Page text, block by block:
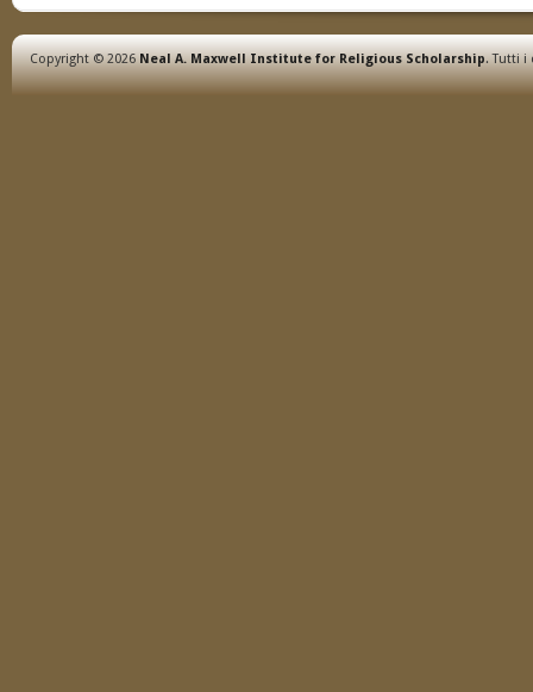
Copyright © 2026Neal A. Maxwell Institute for Religious Scholarship. Tutti i